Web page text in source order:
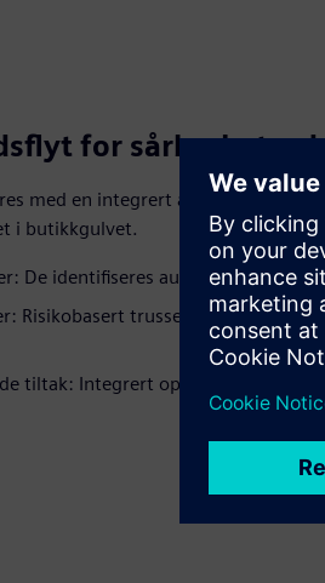
for
med en integrert arbeidsflyt for
i butikkgulvet.
De identifiseres automatisk og
Risikobasert trusselanalyse
tiltak: Integrert